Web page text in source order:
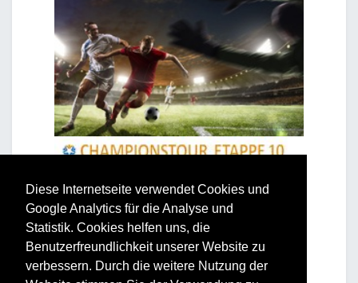
Diese Internetseite verwendet Cookies und
Google Analytics für die Analyse und
Statistik. Cookies helfen uns, die
Benutzerfreundlichkeit unserer Website zu
verbessern. Durch die weitere Nutzung der